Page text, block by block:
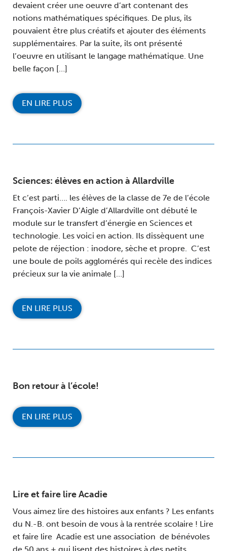
devaient créer une oeuvre d’art contenant des
notions mathématiques spécifiques. De plus, ils
pouvaient être plus créatifs et ajouter des éléments
supplémentaires. Par la suite, ils ont présenté
l’oeuvre en utilisant le langage mathématique. Une
belle façon […]
EN LIRE PLUS
Sciences: élèves en action à Allardville
Et c’est parti…. les élèves de la classe de 7e de l’école
François-Xavier D’Aigle d’Allardville ont débuté le
module sur le transfert d’énergie en Sciences et
technologie. Les voici en action. Ils dissèquent une
pelote de réjection : inodore, sèche et propre. C’est
une boule de poils agglomérés qui recèle des indices
précieux sur la vie animale […]
EN LIRE PLUS
Bon retour à l’école!
EN LIRE PLUS
Lire et faire lire Acadie
Vous aimez lire des histoires aux enfants ? Les enfants
du N.-B. ont besoin de vous à la rentrée scolaire ! Lire
et faire lire Acadie est une association de bénévoles